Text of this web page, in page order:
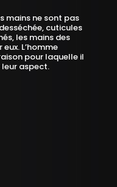
mains ne sont pas
cuticules
les mains des
L’homme
pour laquelle il
leur aspect.